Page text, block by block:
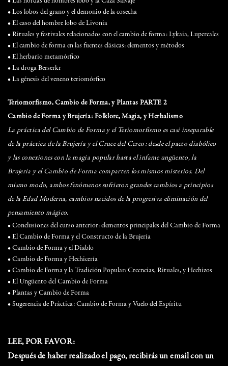
• Los lobos del grano y el demonio de la cosecha
• El caso del hombre lobo de Livonia
• Rituales y festivales relacionados con el cambio de forma: Lykaia, Lupercales
• El cambio de forma en las fuentes clásicas: elementos y métodos
• El herbario metamórfico
• La droga Berserkr
• La génesis del veneno teriomórfico
Teriomorfismo, Cambio de Forma, y Plantas PARTE 2
Cambio de Forma y Brujería: Folklore, Magia, y Herbalismo
La práctica del Cambio de Forma y el Teriomorfismo es casi inseparable
de la práctica de la Brujería y el Cruce del Cerco: desde el pacto diabólico
y las conexiones con la magia popular hasta el infame ungüento, la
Brujería y el Cambio de Forma comparten los mismos misterios. Del
mismo modo, ambos fenómenos sufrieron grandes cambios a principios
de la Edad Moderna, cambios nacidos de la progresiva eliminación del
pensamiento mágico.
• Conclusiones del curso anterior: elementos principales del Cambio de Forma
• El Cambio de Forma y el Constructo de la Brujería
• Cambio de Forma y el Diablo
• Cambio de Forma y Hechicería
• Cambio de Forma y la Tradición Popular: Creencias, Rituales, y Hechizos
• El Ungüento del Cambio de Forma
• Plantas y Cambio de Forma
• Sugerencia de Práctica: Cambio de Forma y Vuelo del Espíritu
LEE, POR FAVOR:
Después de haber realizado el pago, recibirás un email con un